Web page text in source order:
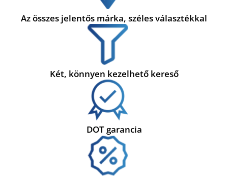
Az összes jelentős márka, széles választékkal
Két, könnyen kezelhető kereső
DOT garancia